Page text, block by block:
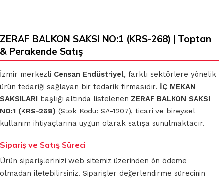
ZERAF BALKON SAKSI NO:1 (KRS-268) | Toptan
& Perakende Satış
İzmir merkezli Censan Endüstriyel, farklı sektörlere yönelik
ürün tedariği sağlayan bir tedarik firmasıdır. İÇ MEKAN
SAKSILARI başlığı altında listelenen ZERAF BALKON SAKSI
NO:1 (KRS-268) (Stok Kodu: SA-1207), ticari ve bireysel
kullanım ihtiyaçlarına uygun olarak satışa sunulmaktadır.
Sipariş ve Satış Süreci
Ürün siparişlerinizi web sitemiz üzerinden ön ödeme
olmadan iletebilirsiniz. Siparişler değerlendirme sürecinin